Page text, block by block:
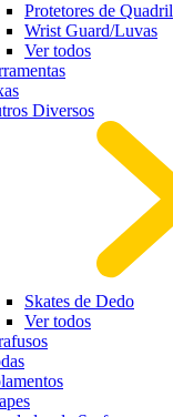
Protetores de Quadril
Wrist Guard/Luvas
Ver todos
Diversos
Skates de Dedo
Ver todos